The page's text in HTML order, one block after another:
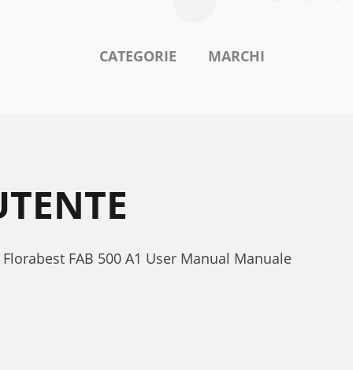
CATEGORIE MARCHI
FAB 500 A1 User Manual Manuale